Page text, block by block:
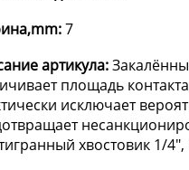
7
артикула:
площадь
исключает
хвостовик 1/4",